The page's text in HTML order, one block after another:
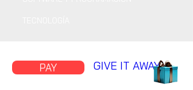
PAY GIVE IT AWAY